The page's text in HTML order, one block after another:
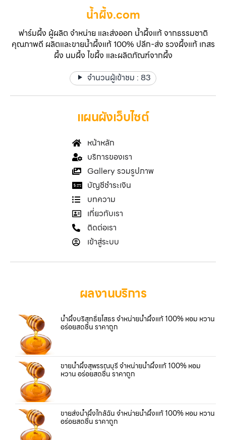
น้ำผึ้ง.com
ฟาร์มผึ้ง ผู้ผลิต จำหน่าย และส่งออก น้ำผึ้งแท้ จากธรรมชาติ
คุณภาพดี ผลิตและขายน้ำผึ้งแท้ 100% ปลีก-ส่ง รวงผึ้งแท้ เกสร
ผึ้ง นมผึ้ง ไขผึ้ง และผลิตภัณฑ์จากผึ้ง
จำนวนผู้เข้าชม : 83
แผนผังเว็บไซต์
หน้าหลัก
บริการของเรา
Gallery รวมรูปภาพ
บัญชีชำระเงิน
บทความ
เกี่ยวกับเรา
ติดต่อเรา
เข้าสู่ระบบ
ผลงานบริการ
น้ำผึ้งบริสุทธิ์ยโสธร จำหน่ายน้ำผึ้งแท้ 100% หอม หวาน
อร่อยสดชื่น ราคาถูก
ขายน้ำผึ้งสุพรรณบุรี จำหน่ายน้ำผึ้งแท้ 100% หอม
หวาน อร่อยสดชื่น ราคาถูก
ขายส่งน้ำผึ้งใกล้ฉัน จำหน่ายน้ำผึ้งแท้ 100% หอม หวาน
อร่อยสดชื่น ราคาถูก